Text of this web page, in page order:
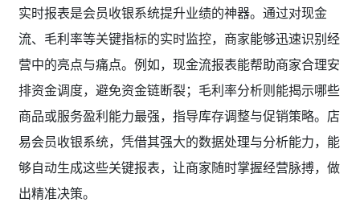
实时报表是会员收银系统提升业绩的神器。通过对现金
流、毛利率等关键指标的实时监控，商家能够迅速识别经
营中的亮点与痛点。例如，现金流报表能帮助商家合理安
排资金调度，避免资金链断裂；毛利率分析则能揭示哪些
商品或服务盈利能力最强，指导库存调整与促销策略。店
易会员收银系统，凭借其强大的数据处理与分析能力，能
够自动生成这些关键报表，让商家随时掌握经营脉搏，做
出精准决策。